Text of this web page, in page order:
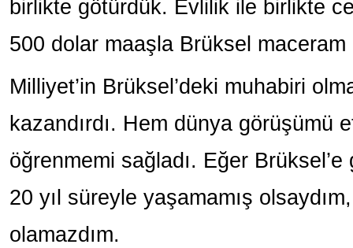
birlikte götürdük. Evlilik ile birlikte
500 dolar maaşla Brüksel maceram
Milliyet’in Brüksel’deki muhabiri
kazandırdı. Hem dünya görüşümü
öğrenmemi sağladı. Eğer
20 yıl süreyle yaşamamış
olamazdım.